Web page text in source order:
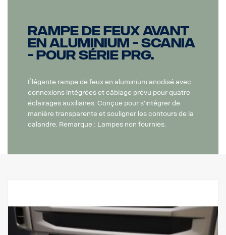
Rampe de feux avant
en aluminium - Scania
- pour série PRG.
Élégante rampe de feux en aluminium anodisé avec
connexions intégrées et câblage prévu pour quatre
éclairages auxiliaires. Conçue pour s'intégrer de
manière transparente et souligner les contours de la
calandre. Remarque : Lampes non fournies.